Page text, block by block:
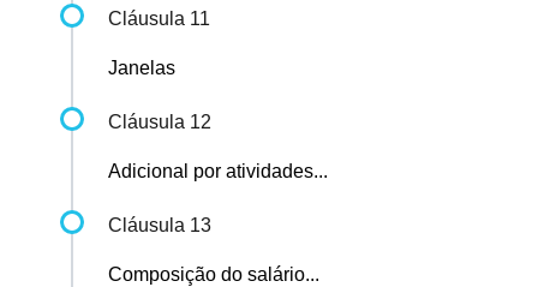
Cláusula 11
Janelas
Cláusula 12
Adicional por atividades...
Cláusula 13
Composição do salário...